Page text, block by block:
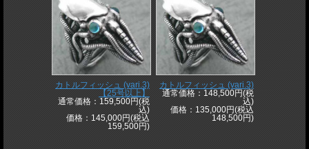
カトルフィッシュ (vari.3)
【25号以上】
通常価格：159,500円(税
込)
価格：145,000円(税込
159,500円)
カトルフィッシュ (vari.3)
通常価格：148,500円(税
込)
価格：135,000円(税込
148,500円)